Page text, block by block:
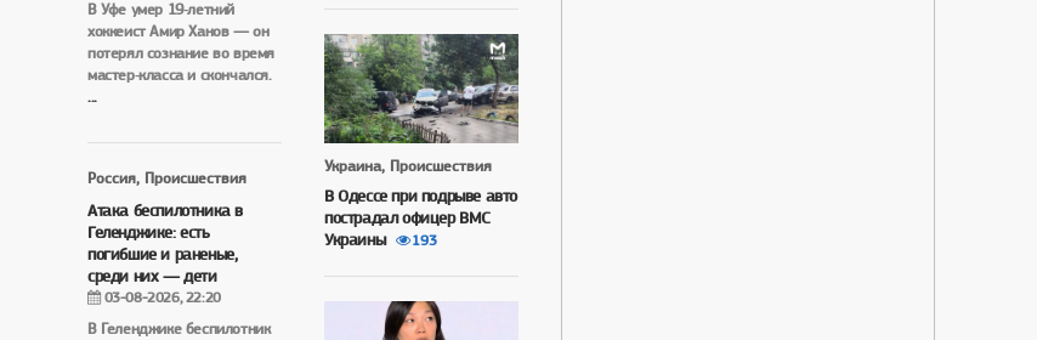
В Уфе умер 19‑летний
хоккеист Амир Ханов — он
потерял сознание во время
мастер‑класса и скончался.
...
Россия, Происшествия
Атака беспилотника в
Геленджике: есть
погибшие и раненые,
среди них — дети
03-08-2026, 22:20
В Геленджике беспилотник
Украина, Происшествия
В Одессе при подрыве авто
пострадал офицер ВМС
Украины
193